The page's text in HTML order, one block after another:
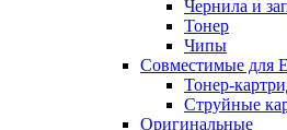
Чернила и
Тонер
Чипы
Совместимые для
Тонер-
Струйные
Оригинальные